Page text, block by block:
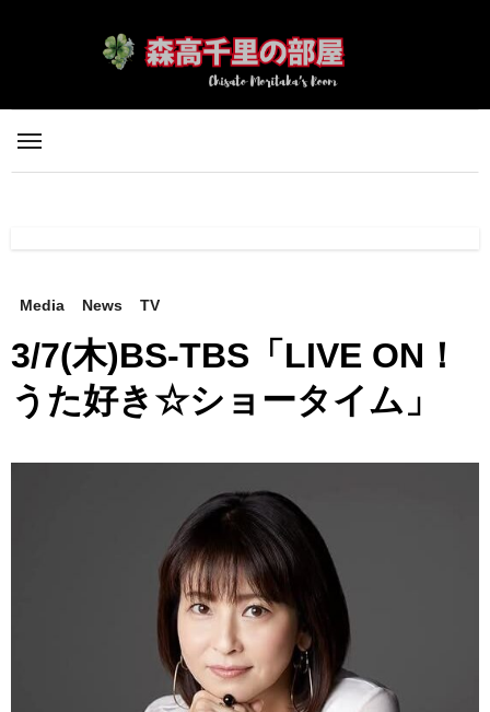
ス
Media News TV
3/7(木)BS-TBS「LIVE ON！
うた好き☆ショータイム」